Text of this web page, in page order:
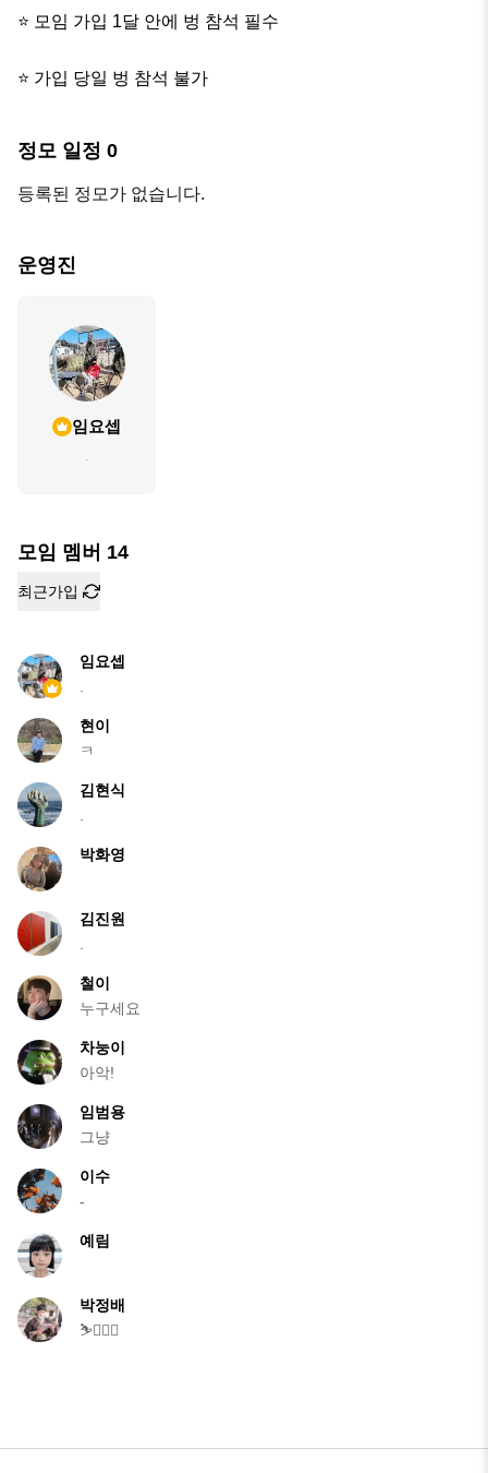
⭐️ 모임 가입 1달 안에 벙 참석 필수
⭐️ 가입 당일 벙 참석 불가
정모 일정 0
등록된 정모가 없습니다.
운영진
임요셉
모임 멤버 14
최근가입
임요셉
현이
ㅋ
김현식
박화영
김진원
철이
누구세요
차눙이
아악!
임범용
그냥
이수
-
예림
박정배
⛷🏋🏽🍻